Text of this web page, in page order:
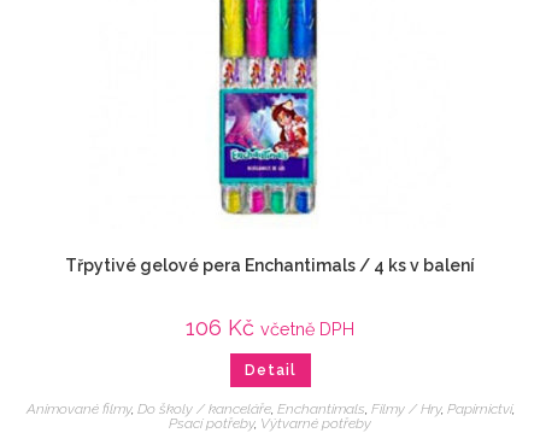
Třpytivé gelové pera Enchantimals / 4 ks v balení
106 Kč včetně DPH
Detail
Animované filmy, Do školy / kanceláře, Enchantimals, Filmy / Hry, Papírnictví,
Psací potřeby, Výtvarné potřeby